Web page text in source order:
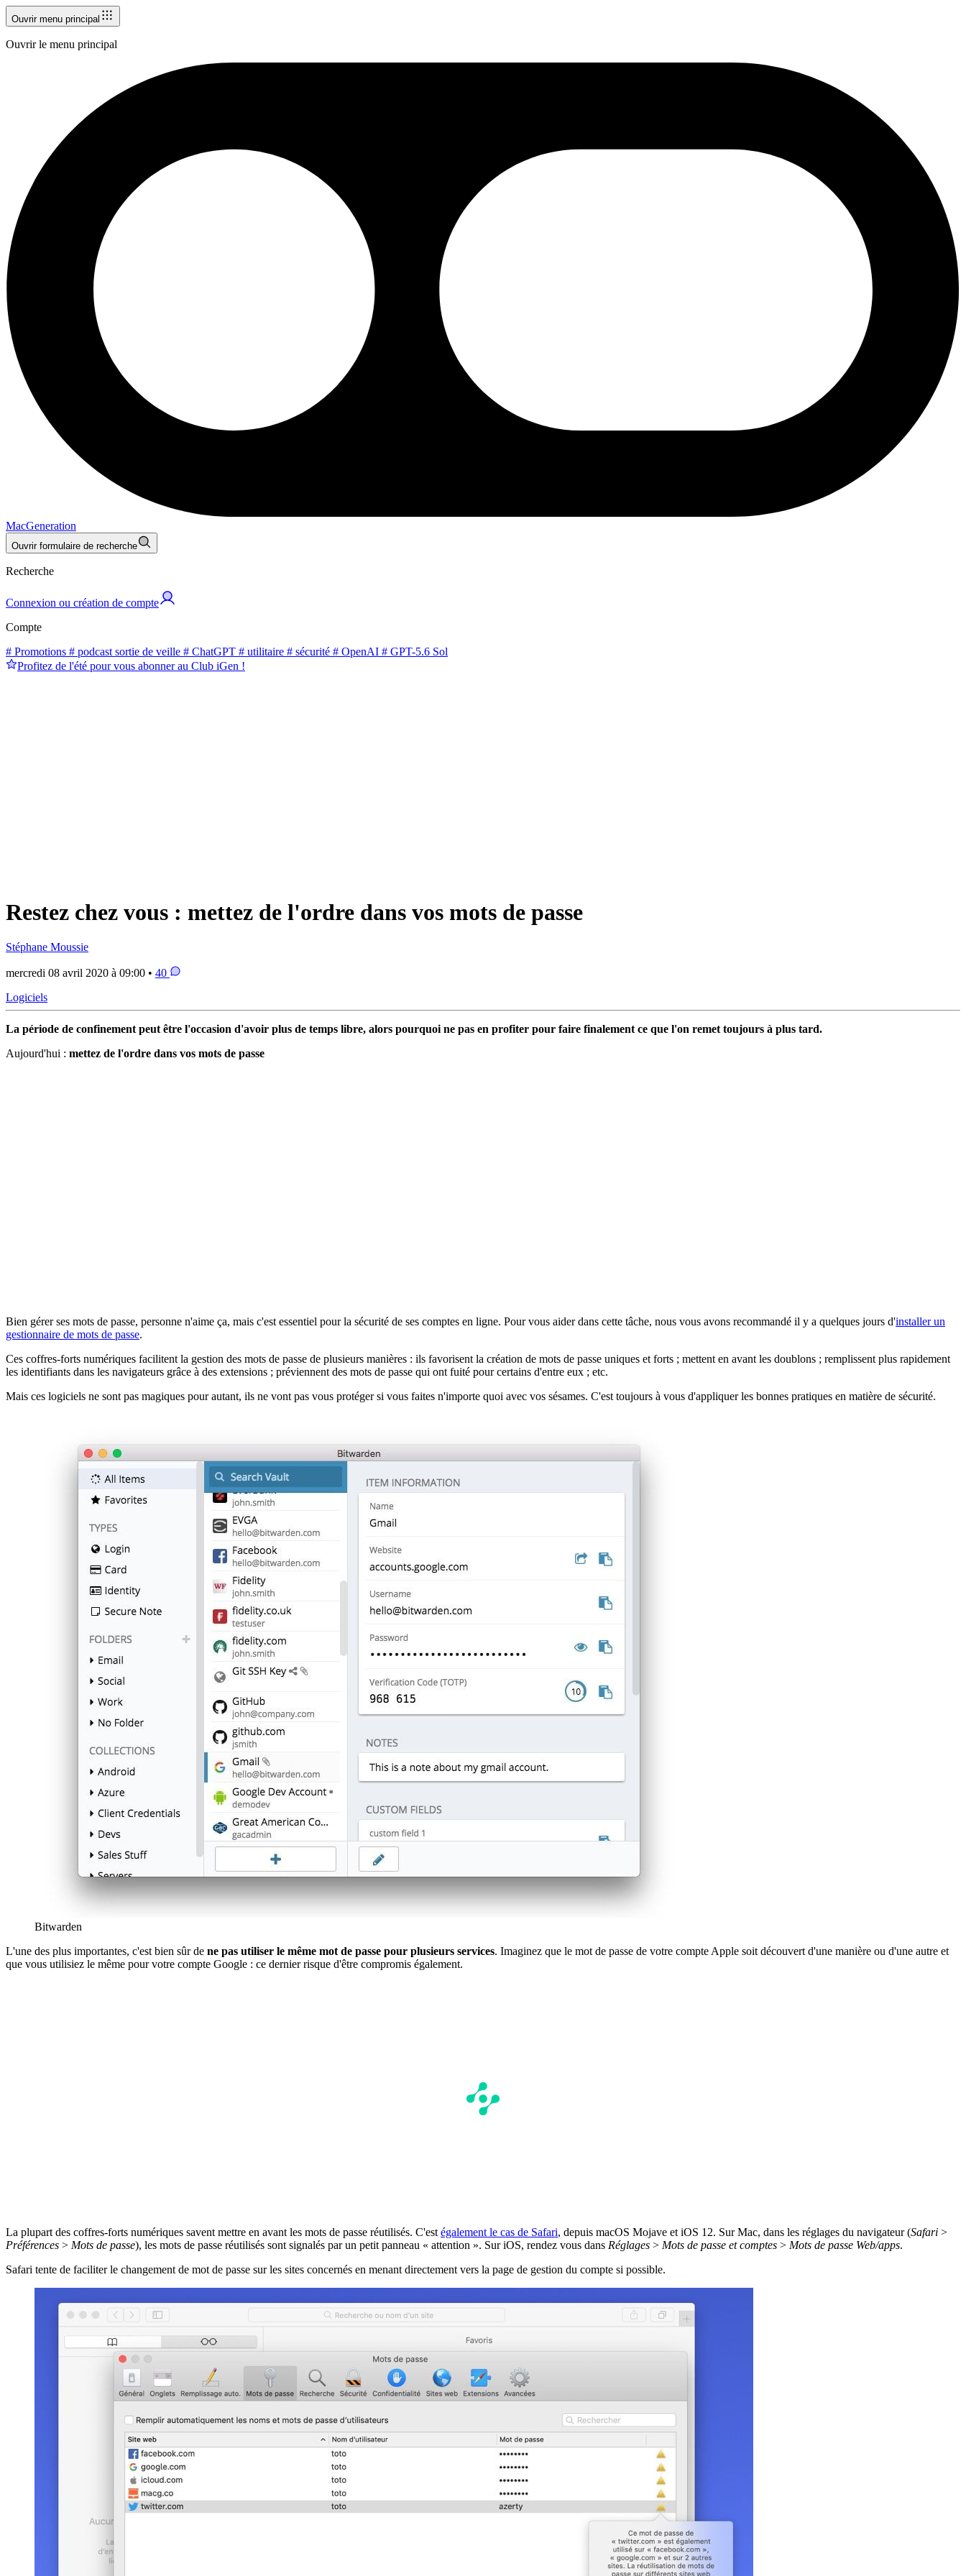
Ouvrir menu principal
Ouvrir le menu principal
MacGeneration
Ouvrir formulaire de recherche
Recherche
Connexion ou création de compte
Compte
# Promotions # podcast sortie de veille # ChatGPT # utilitaire # sécurité # OpenAI # GPT-5.6 Sol
Profitez de l'été pour vous abonner au Club iGen !
Restez chez vous : mettez de l'ordre dans vos mots de passe
Stéphane Moussie
mercredi 08 avril 2020 à 09:00 • 40
Logiciels
La période de confinement peut être l'occasion d'avoir plus de temps libre, alors pourquoi ne pas en profiter pour faire finalement ce que l'on remet toujours à plus tard.
Aujourd'hui : mettez de l'ordre dans vos mots de passe
Bien gérer ses mots de passe, personne n'aime ça, mais c'est essentiel pour la sécurité de ses comptes en ligne. Pour vous aider dans cette tâche, nous vous avons recommandé il y a quelques jours d'installer un
gestionnaire de mots de passe.
Ces coffres-forts numériques facilitent la gestion des mots de passe de plusieurs manières : ils favorisent la création de mots de passe uniques et forts ; mettent en avant les doublons ; remplissent plus rapidement
les identifiants dans les navigateurs grâce à des extensions ; préviennent des mots de passe qui ont fuité pour certains d'entre eux ; etc.
Mais ces logiciels ne sont pas magiques pour autant, ils ne vont pas vous protéger si vous faites n'importe quoi avec vos sésames. C'est toujours à vous d'appliquer les bonnes pratiques en matière de sécurité.
Bitwarden
L'une des plus importantes, c'est bien sûr de ne pas utiliser le même mot de passe pour plusieurs services. Imaginez que le mot de passe de votre compte Apple soit découvert d'une manière ou d'une autre et
que vous utilisiez le même pour votre compte Google : ce dernier risque d'être compromis également.
La plupart des coffres-forts numériques savent mettre en avant les mots de passe réutilisés. C'est également le cas de Safari, depuis macOS Mojave et iOS 12. Sur Mac, dans les réglages du navigateur (Safari >
Préférences > Mots de passe), les mots de passe réutilisés sont signalés par un petit panneau « attention ». Sur iOS, rendez vous dans Réglages > Mots de passe et comptes > Mots de passe Web/apps.
Safari tente de faciliter le changement de mot de passe sur les sites concernés en menant directement vers la page de gestion du compte si possible.